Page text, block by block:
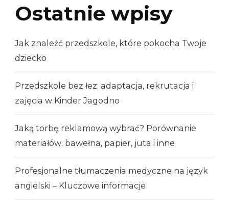
Ostatnie wpisy
Jak znaleźć przedszkole, które pokocha Twoje
dziecko
Przedszkole bez łez: adaptacja, rekrutacja i
zajęcia w Kinder Jagodno
Jaką torbę reklamową wybrać? Porównanie
materiałów: bawełna, papier, juta i inne
Profesjonalne tłumaczenia medyczne na język
angielski – Kluczowe informacje